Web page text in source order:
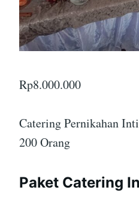
Rp8.000.000
Catering Pernikahan
200 Orang
Paket Catering